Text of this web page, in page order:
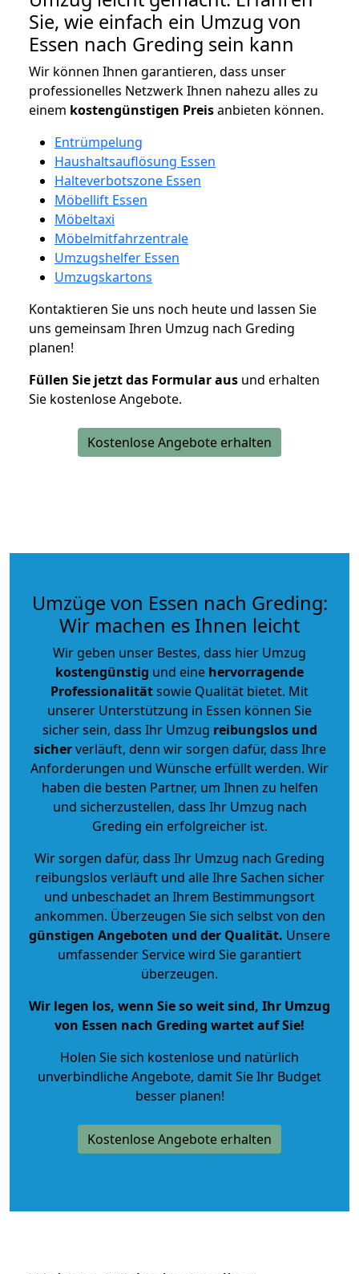
Sie, wie einfach ein Umzug von
Essen nach Greding sein kann
Wir können Ihnen garantieren, dass unser
professionelles Netzwerk Ihnen nahezu alles zu
einem kostengünstigen Preisanbieten können.
Entrümpelung
Haushaltsauflösung Essen
Halteverbotszone Essen
Möbellift Essen
Möbeltaxi
Möbelmitfahrzentrale
Umzugshelfer Essen
Umzugskartons
Kontaktieren Sie uns noch heute und lassen Sie
uns gemeinsam Ihren Umzug nach Greding
planen!
Füllen Sie jetzt das Formular aus und erhalten
Sie kostenlose Angebote.
Kostenlose Angebote erhalten
Umzüge von Essen nach Greding:
Wir machen es Ihnen leicht
Wir geben unser Bestes, dass hier Umzug
kostengünstig und eine hervorragende
Professionalitätsowie Qualität bietet. Mit
unserer Unterstützung in Essen können Sie
sicher sein, dass Ihr Umzug reibungslos und
sicherverläuft, denn wir sorgen dafür, dass Ihre
Anforderungen und Wünsche erfüllt werden. Wir
haben die besten Partner, um Ihnen zu helfen
und sicherzustellen, dass Ihr Umzug nach
Greding ein erfolgreicher ist.
Wir sorgen dafür, dass Ihr Umzug nach Greding
reibungslos verläuft und alle Ihre Sachen sicher
und unbeschadet an Ihrem Bestimmungsort
ankommen. Überzeugen Sie sich selbst von den
günstigen Angeboten und der Qualität. Unsere
umfassender Service wird Sie garantiert
überzeugen.
Wir legen los, wenn Sie so weit sind, Ihr Umzug
von Essen nach Greding wartet auf Sie!
Holen Sie sich kostenlose und natürlich
unverbindliche Angebote, damit Sie Ihr Budget
besser planen!
Kostenlose Angebote erhalten